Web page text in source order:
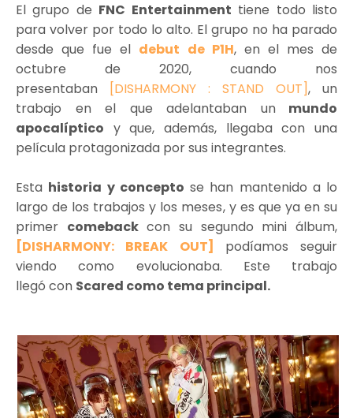
El grupo de FNC Entertainment tiene todo listo
para volver por todo lo alto. El grupo no ha parado
desde que fue el debut de P1H, en el mes de
octubre de 2020, cuando nos
presentaban
[DISHARMONY : STAND OUT], un
trabajo en el que adelantaban unmundo
apocalíptico y que, además, llegaba con una
película protagonizada por sus integrantes.
Esta historia y concepto se han mantenido a lo
largo de los trabajos y los meses, y es que ya en su
primer comebackcon su segundo mini álbum,
[DISHARMONY: BREAK OUT]
podíamos seguir
viendo como evolucionaba. Este trabajo
llegó con Scared como tema principal.